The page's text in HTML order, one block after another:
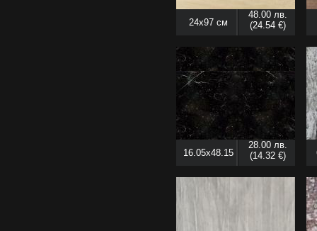
24x97 см
48.00 лв.
(24.54 €)
16.05x48.15
см
28.00 лв.
(14.32 €)